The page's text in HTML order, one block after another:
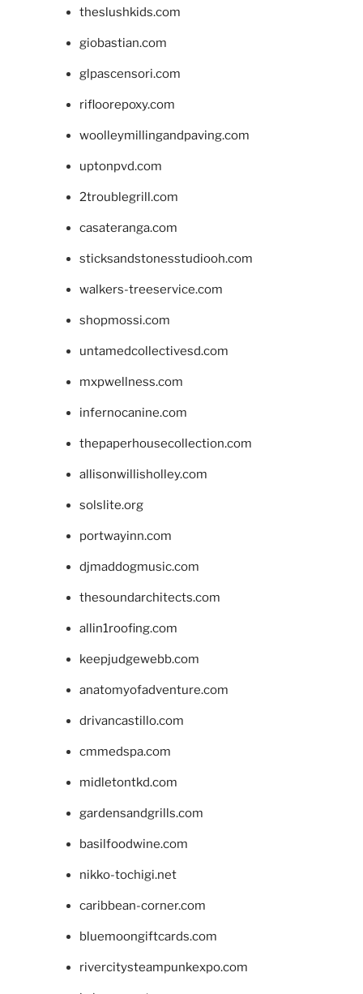
theslushkids.com
giobastian.com
glpascensori.com
rifloorepoxy.com
woolleymillingandpaving.com
uptonpvd.com
2troublegrill.com
casateranga.com
sticksandstonesstudiooh.com
walkers-treeservice.com
shopmossi.com
untamedcollectivesd.com
mxpwellness.com
infernocanine.com
thepaperhousecollection.com
allisonwillisholley.com
solslite.org
portwayinn.com
djmaddogmusic.com
thesoundarchitects.com
allin1roofing.com
keepjudgewebb.com
anatomyofadventure.com
drivancastillo.com
cmmedspa.com
midletontkd.com
gardensandgrills.com
basilfoodwine.com
nikko-tochigi.net
caribbean-corner.com
bluemoongiftcards.com
rivercitysteampunkexpo.com